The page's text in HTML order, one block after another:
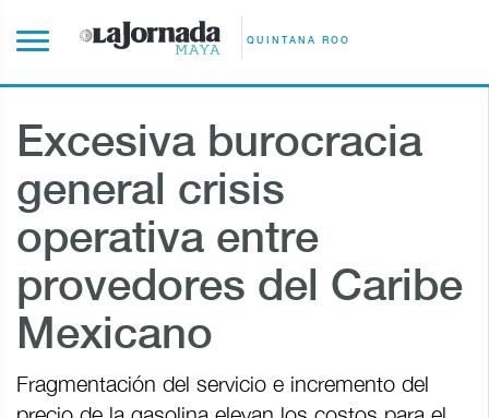
QUINTANA ROO
Excesiva burocracia
general crisis
operativa entre
provedores del Caribe
Mexicano
Fragmentación del servicio e incremento del